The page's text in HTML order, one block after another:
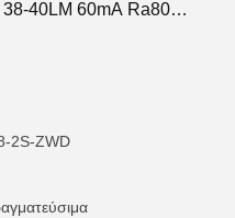
40LM 60mA Ra80
2S-ZWD